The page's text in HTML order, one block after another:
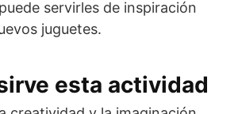
servirles de inspiración
juguetes.
esta actividad